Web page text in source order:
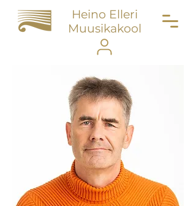
Heino Elleri
Muusikakool